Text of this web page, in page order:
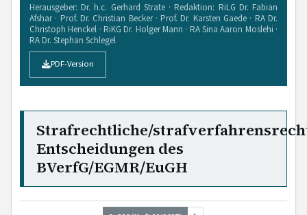
Herausgeber: Dr. h.c. Gerhard Strate · Redaktion: RiLG Dr. Fabian
Afshar · Prof. Dr. Christian Becker · Prof. Dr. Karsten Gaede · RA Dr.
Christoph Henckel · RiKG Dr. Holger Mann · RA Sina Aaron Moslehi ·
RA Dr. Stephan Schlegel
PDF-Version
Strafrechtliche/
Entscheidungen des
BVerfG/EGMR/EuGH